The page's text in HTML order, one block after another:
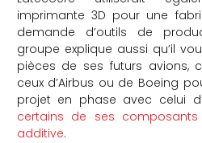
imprimante 3D pour une
demande d’outils de
groupe explique aussi qu’il
pièces de ses futurs avions,
ceux d’Airbus ou de Boeing
projet en phase avec celui
certains de ses
additive.